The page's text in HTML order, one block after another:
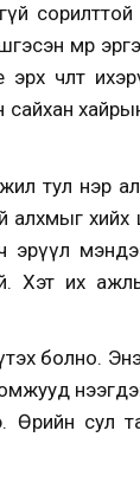
сорилттой
мөрөө
чөлөөт
тул нэр
алхмыг
Хэт их
болно.
Өөрийн сул